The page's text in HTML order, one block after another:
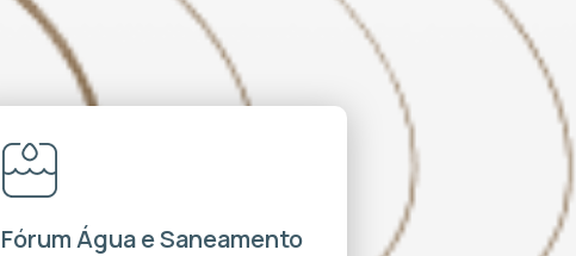
Fórum Água e Saneamento